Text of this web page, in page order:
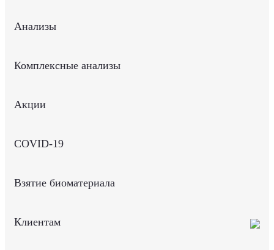
Анализы
Комплексные анализы
Акции
COVID-19
Взятие биоматериала
Клиентам